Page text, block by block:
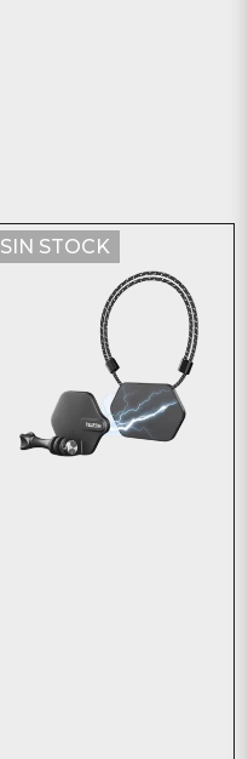
SIN STOCK